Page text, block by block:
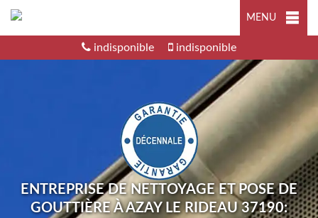
MENU
indisponible indisponible
ENTREPRISE DE NETTOYAGE ET POSE DE
GOUTTIÈRE À AZAY LE RIDEAU 37190: